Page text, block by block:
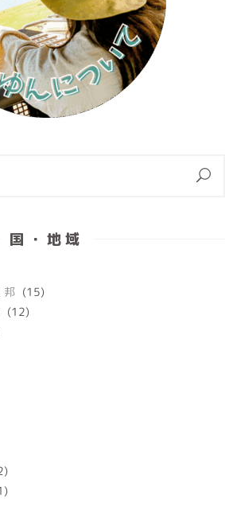
国・地域
(15)
(12)